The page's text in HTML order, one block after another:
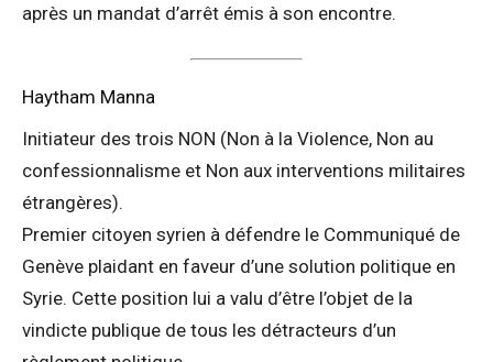
après un mandat d’arrêt émis à son encontre.
Haytham Manna
Initiateur des trois NON (Non à la Violence, Non au
confessionnalisme et Non aux interventions militaires
étrangères).
Premier citoyen syrien à défendre le Communiqué de
Genève plaidant en faveur d’une solution politique en
Syrie. Cette position lui a valu d’être l’objet de la
vindicte publique de tous les détracteurs d’un